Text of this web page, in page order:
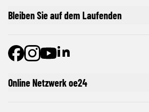
Online Netzwerk oe24
Bleiben Sie auf dem Laufenden